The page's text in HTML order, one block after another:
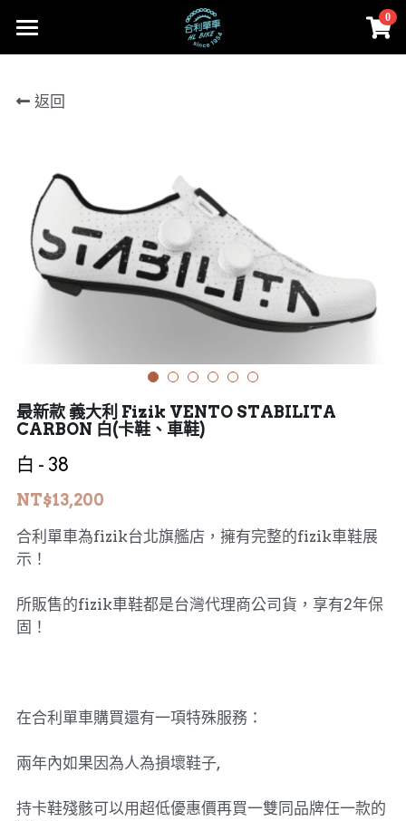
0
首頁
部落格
Cervélo
Colnago 可樂果
Cannondale
MERIDA 美利達
輪組、外胎
instagram
線上賣場
賣場首頁
零件
工具、油品
登錄/ 註冊
02-2656-2246
返回
最新款 義大利 Fizik VENTO STABILITA
CARBON 白(卡鞋、車鞋)
白 - 38
NT$13,200
合利單車為fizik台北旗艦店，擁有完整的fizik車鞋展
示！
所販售的fizik車鞋都是台灣代理商公司貨，享有2年保
固！
在合利單車購買還有一項特殊服務：
兩年內如果因為人為損壞鞋子,
持卡鞋殘骸可以用超低優惠價再買一雙同品牌任一款的
×
商品分類
所有商品分類
人身部品
零件
工具、油品